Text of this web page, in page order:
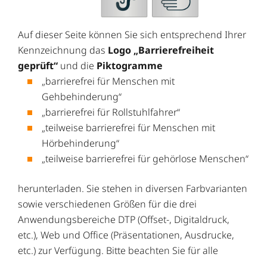
Auf dieser Seite können Sie sich entsprechend Ihrer
Kennzeichnung das Logo „Barrierefreiheit
geprüft“ und die Piktogramme
„barrierefrei für Menschen mit
Gehbehinderung“
„barrierefrei für Rollstuhlfahrer“
„teilweise barrierefrei für Menschen mit
Hörbehinderung“
„teilweise barrierefrei für gehörlose Menschen“
herunterladen. Sie stehen in diversen Farbvarianten
sowie verschiedenen Größen für die drei
Anwendungsbereiche DTP (Offset-, Digitaldruck,
etc.), Web und Office (Präsentationen, Ausdrucke,
etc.) zur Verfügung. Bitte beachten Sie für alle